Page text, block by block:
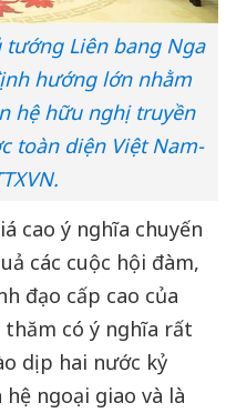
tướng Liên bang Nga
hướng lớn nhằm
hệ hữu nghị truyền
toàn diện Việt Nam-
cao ý nghĩa chuyến
các cuộc hội đàm,
đạo cấp cao của
thăm có ý nghĩa rất
dịp hai nước kỷ
ngoại giao và là